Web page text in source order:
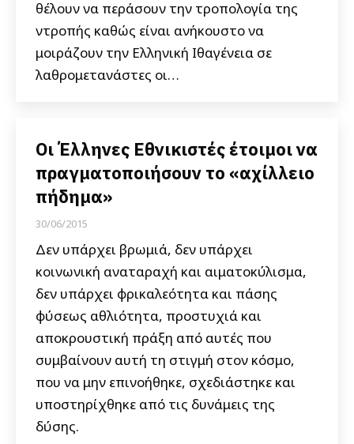
θέλουν να περάσουν την τροπολογία της
ντροπής καθώς είναι ανήκουστο να
μοιράζουν την Ελληνική Ιθαγένεια σε
λαθρομετανάστες οι…
Οι Έλληνες Εθνικιστές έτοιμοι να
πραγματοποιήσουν το «αχίλλειο
πήδημα»
30/06/2015
Δεν υπάρχει βρωμιά, δεν υπάρχει
κοινωνική αναταραχή και αιματοκύλισμα,
δεν υπάρχει φρικαλεότητα και πάσης
φύσεως αθλιότητα, προστυχιά και
αποκρουστική πράξη από αυτές που
συμβαίνουν αυτή τη στιγμή στον κόσμο,
που να μην επινοήθηκε, σχεδιάστηκε και
υποστηρίχθηκε από τις δυνάμεις της
δύσης.